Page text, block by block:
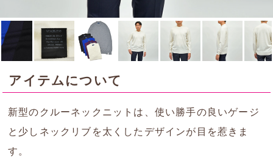
アイテムについて
新型のクルーネックニットは、使い勝手の良いゲージ
と少しネックリブを太くしたデザインが目を惹きま
す。